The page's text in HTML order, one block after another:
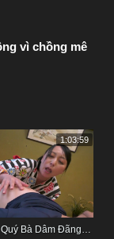
vì chồng mê
HEYZO-3800 Quý Bà Dâm Đãng Và Cuộc Vui Đầy Kích Thích
1:03:59